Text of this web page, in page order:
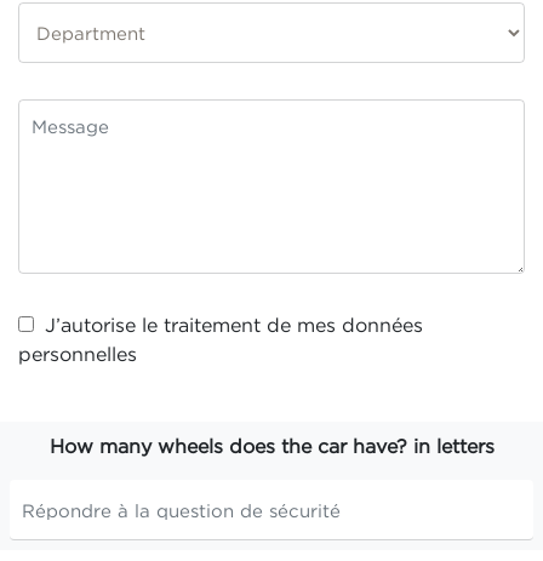
J’autorise le traitement de mes données
personnelles
How many wheels does the car have? in letters